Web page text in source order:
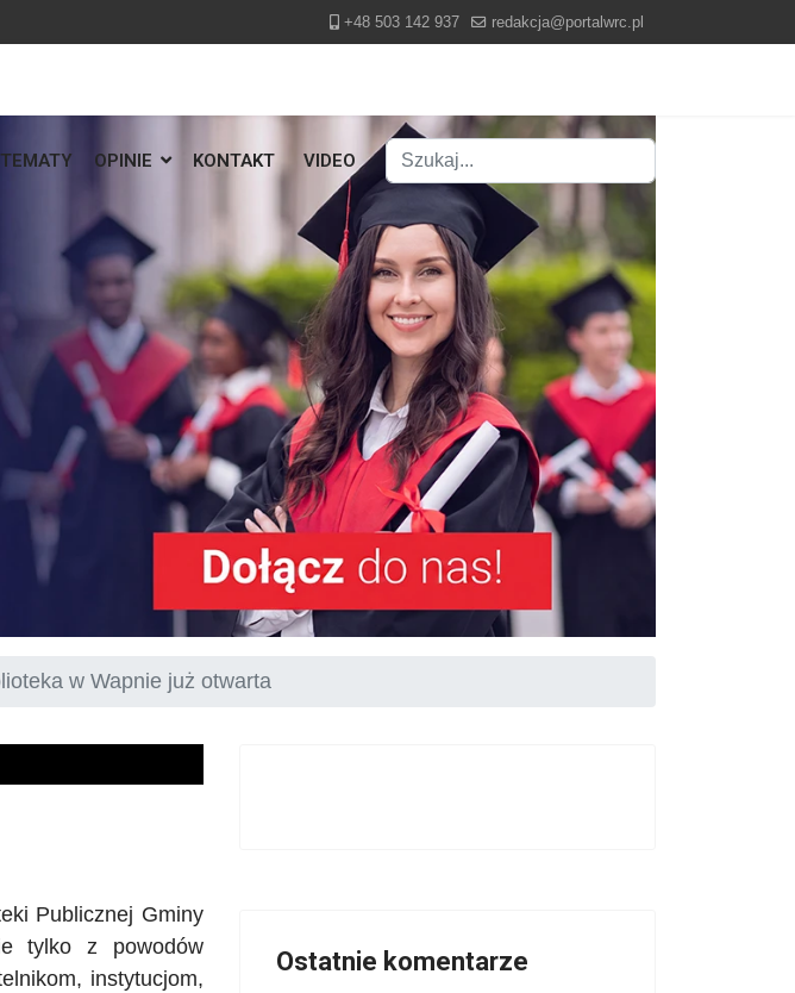
+48 503 142 937 redakcja@portalwrc.pl
OPINIE KONTAKT VIDEO
Szukaj
Type 2 or more characters for results.
w Wapnie już otwarta
Publicznej Gminy
tylko z powodów
instytucjom,
Ostatnie komentarze